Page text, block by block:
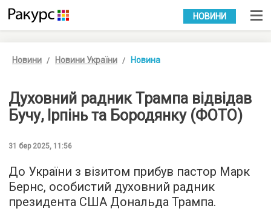
УКР РУС
НОВИНИ
Новини Новини України Новина
Духовний радник Трампа відвідав
Бучу, Ірпінь та Бородянку (ФОТО)
31 бер 2025, 11:56
До України з візитом прибув пастор Марк
Бернс, особистий духовний радник
президента США Дональда Трампа.